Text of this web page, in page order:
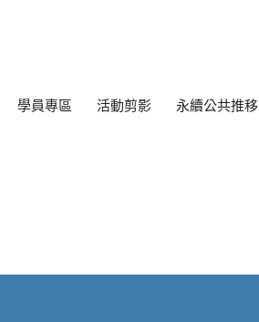
學員專區 活動剪影 永續公共推移